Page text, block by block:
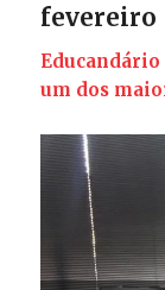
fevereiro
Educandário
um dos